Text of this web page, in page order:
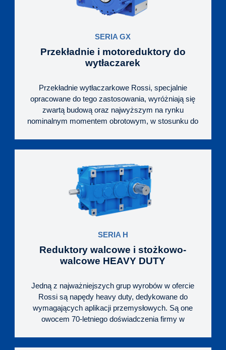
napędów u Klienta. Z kolei połączenie ze
standardowymi silnikami IEC w motoreduktorach,
koszty eksploatacji.
SERIA GX
Przekładnie i motoreduktory do
wytłaczarek
Przekładnie wytłaczarkowe Rossi, specjalnie
opracowane do tego zastosowania, wyróżniają się
zwartą budową oraz najwyższym na rynku
nominalnym momentem obrotowym, w stosunku do
(wspólnym) smarowaniem wnętrza przekładni i
podpory. Dzięki temu olej lepiej i dłużej zachowuje
właściwości smarne, co jest korzystne dla trwałości
łożyska oporowego i całej przekładni.
SERIA H
Reduktory walcowe i stożkowo-
walcowe HEAVY DUTY
Jedną z najważniejszych grup wyrobów w ofercie
Rossi są napędy heavy duty, dedykowane do
wymagających aplikacji przemysłowych. Są one
owocem 70-letniego doświadczenia firmy w